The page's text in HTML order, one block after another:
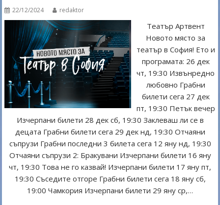
22/12/2024 redaktor
Театър Артвент
Новото място за
театър в София! Ето и
програмата: 26 дек
чт, 19:30 Извънредно
любовно Грабни
билети сега 27 дек
пт, 19:30 Петък вечер
Изчерпани билети 28 дек сб, 19:30 Заклеваш ли се в
децата Грабни билети сега 29 дек нд, 19:30 Отчаяни
съпрузи Грабни последни 3 билета сега 12 яну нд, 19:30
Отчаяни съпрузи 2: Бракувани Изчерпани билети 16 яну
чт, 19:30 Това не го казвай! Изчерпани билети 17 яну пт,
19:30 Съседите отгоре Грабни билети сега 18 яну сб,
19:00 Чамкория Изчерпани билети 29 яну ср,…